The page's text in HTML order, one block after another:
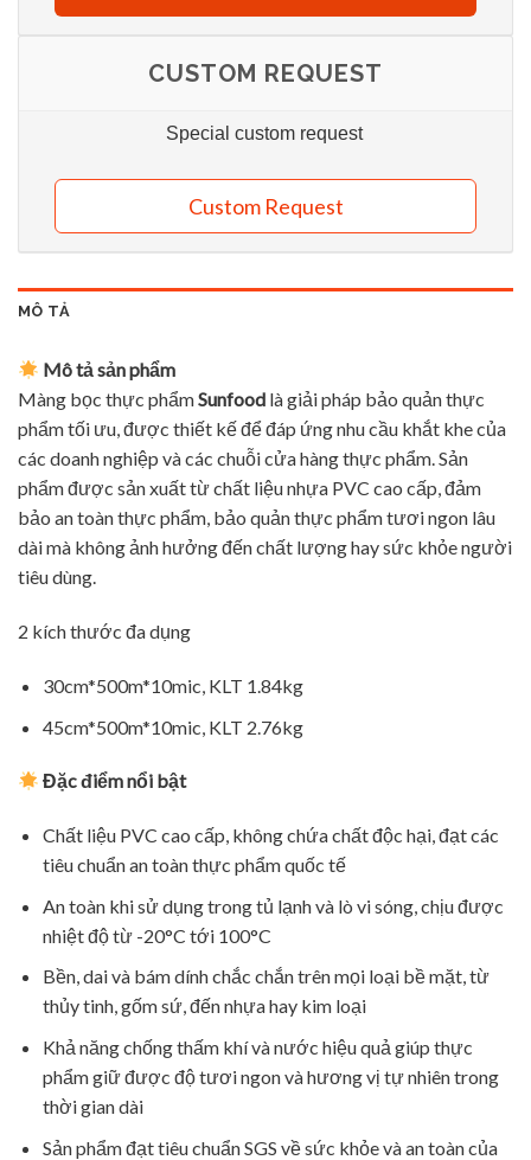
CUSTOM REQUEST
Special custom request
Custom Request
MÔ TẢ
Mô tả sản phẩm
Màng bọc thực phẩmSunfood là giải pháp bảo quản thực
phẩm tối ưu, được thiết kế để đáp ứng nhu cầu khắt khe của
các doanh nghiệp và các chuỗi cửa hàng thực phẩm. Sản
phẩm được sản xuất từ chất liệu nhựa PVC cao cấp, đảm
bảo an toàn thực phẩm, bảo quản thực phẩm tươi ngon lâu
dài mà không ảnh hưởng đến chất lượng hay sức khỏe người
tiêu dùng.
2 kích thước đa dụng
30cm*500m*10mic, KLT 1.84kg
45cm*500m*10mic, KLT 2.76kg
Đặc điểm nổi bật
Chất liệu PVC cao cấp, không chứa chất độc hại, đạt các
tiêu chuẩn an toàn thực phẩm quốc tế
An toàn khi sử dụng trong tủ lạnh và lò vi sóng, chịu được
nhiệt độ từ -20°C tới 100°C
Bền, dai và bám dính chắc chắn trên mọi loại bề mặt, từ
thủy tinh, gốm sứ, đến nhựa hay kim loại
Khả năng chống thấm khí và nước hiệu quả giúp thực
phẩm giữ được độ tươi ngon và hương vị tự nhiên trong
thời gian dài
Sản phẩm đạt tiêu chuẩn SGS về sức khỏe và an toàn của